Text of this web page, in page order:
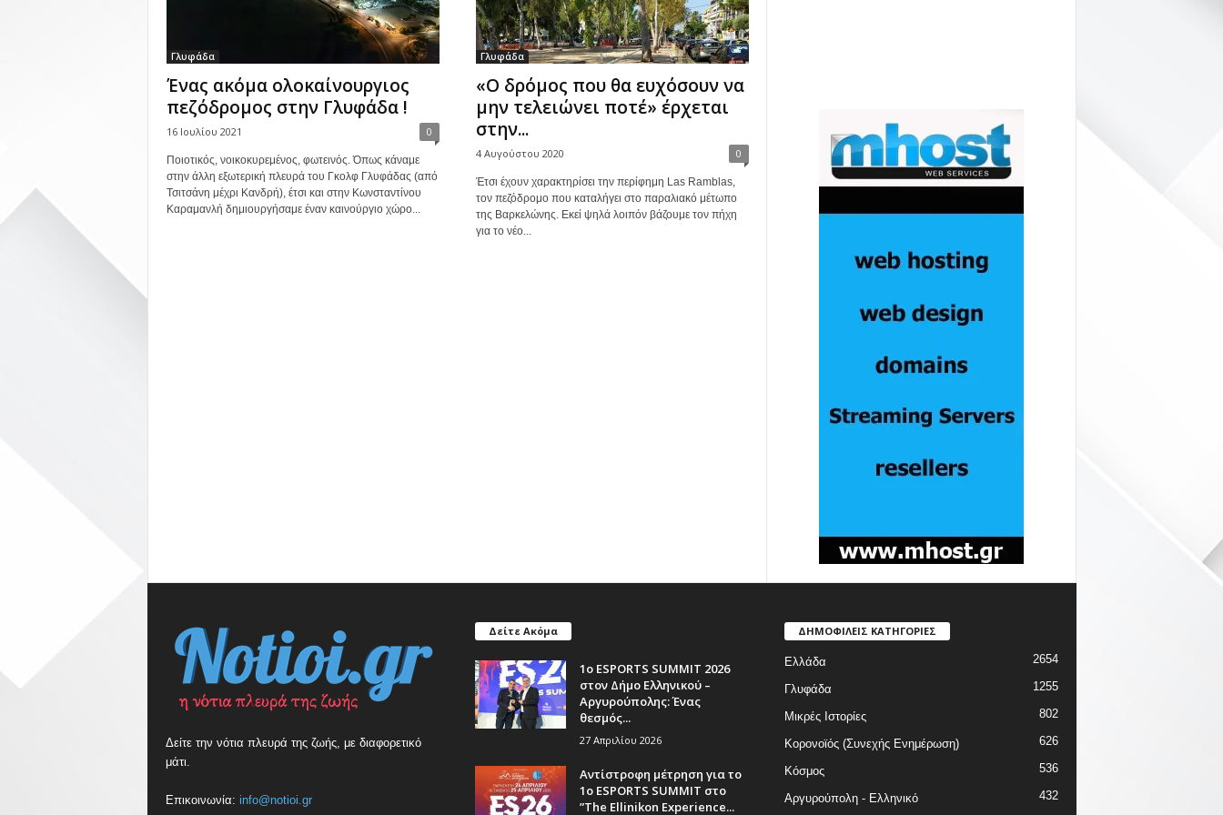
Γλυφάδα
Ένας ακόμα ολοκαίνουργιος
πεζόδρομος στην Γλυφάδα !
16 Ιουλίου 2021 0
Ποιοτικός, νοικοκυρεμένος, φωτεινός. Όπως κάναμε
στην άλλη εξωτερική πλευρά του Γκολφ Γλυφάδας (από
Τσιτσάνη μέχρι Κανδρή), έτσι και στην Κωνσταντίνου
Καραμανλή δημιουργήσαμε έναν καινούργιο χώρο...
Γλυφάδα
«Ο δρόμος που θα ευχόσουν να
μην τελειώνει ποτέ» έρχεται
στην...
4 Αυγούστου 2020 0
Έτσι έχουν χαρακτηρίσει την περίφημη Las Ramblas,
τον πεζόδρομο που καταλήγει στο παραλιακό μέτωπο
της Βαρκελώνης. Εκεί ψηλά λοιπόν βάζουμε τον πήχη
για το νέο...
Δείτε την νότια πλευρά της ζωής, με διαφορετικό
μάτι.
Επικοινωνία: info@notioi.gr
Δείτε Ακόμα
1ο ESPORTS SUMMIT 2026
στον Δήμο Ελληνικού –
Αργυρούπολης: Ένας
θεσμός...
27 Απριλίου 2026
Αντίστροφη μέτρηση για το
1ο ESPORTS SUMMIT στο
”The Ellinikon Experience...
ΔΗΜΟΦΙΛΕΙΣ ΚΑΤΗΓΟΡΙΕΣ
Ελλάδα 2654
Γλυφάδα 1255
Μικρές Ιστορίες 802
Κορονοϊός (Συνεχής Ενημέρωση) 626
Κόσμος 536
Αργυρούπολη - Ελληνικό 432